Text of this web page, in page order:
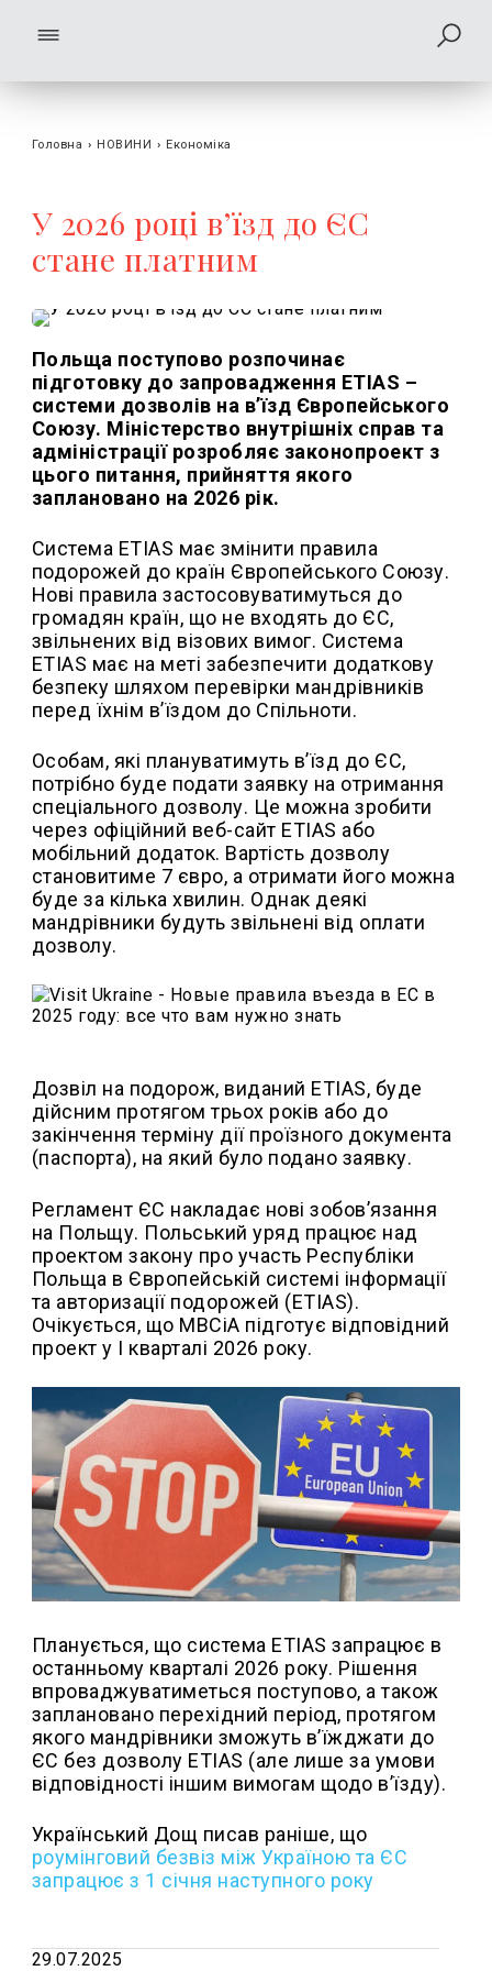
Головна › НОВИНИ › Економіка
У 2026 році в’їзд до ЄС
стане платним
Польща поступово розпочинає
підготовку до запровадження ETIAS –
системи дозволів на в’їзд Європейського
Союзу. Міністерство внутрішніх справ та
адміністрації розробляє законопроект з
цього питання, прийняття якого
заплановано на 2026 рік.
Система ETIAS має змінити правила
подорожей до країн Європейського Союзу.
Нові правила застосовуватимуться до
громадян країн, що не входять до ЄС,
звільнених від візових вимог. Система
ETIAS має на меті забезпечити додаткову
безпеку шляхом перевірки мандрівників
перед їхнім в’їздом до Спільноти.
Особам, які плануватимуть в’їзд до ЄС,
потрібно буде подати заявку на отримання
спеціального дозволу. Це можна зробити
через офіційний веб-сайт ETIAS або
мобільний додаток. Вартість дозволу
становитиме 7 євро, а отримати його можна
буде за кілька хвилин. Однак деякі
мандрівники будуть звільнені від оплати
дозволу.
Дозвіл на подорож, виданий ETIAS, буде
дійсним протягом трьох років або до
закінчення терміну дії проїзного документа
(паспорта), на який було подано заявку.
Регламент ЄС накладає нові зобов’язання
на Польщу. Польський уряд працює над
проектом закону про участь Республіки
Польща в Європейській системі інформації
та авторизації подорожей (ETIAS).
Очікується, що МВСіА підготує відповідний
проект у І кварталі 2026 року.
Планується, що система ETIAS запрацює в
останньому кварталі 2026 року. Рішення
впроваджуватиметься поступово, а також
заплановано перехідний період, протягом
якого мандрівники зможуть в’їжджати до
ЄС без дозволу ETIAS (але лише за умови
відповідності іншим вимогам щодо в’їзду).
Український Дощ писав раніше, що
роумінговий безвіз між Україною та ЄС
запрацює з 1 січня наступного року
29.07.2025